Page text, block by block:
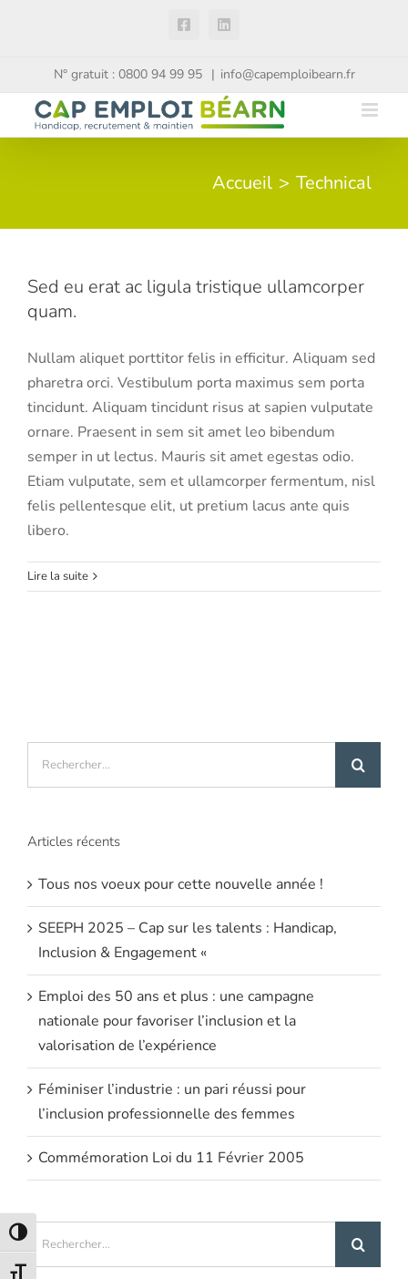
Passer en contraste élevé
FacebookLinkedIn
N° gratuit : 0800 94 99 95 | info@capemploibearn.fr
Accueil Technical
Sed eu erat ac ligula tristique ullamcorper
quam.
Nullam aliquet porttitor felis in efficitur. Aliquam sed
pharetra orci. Vestibulum porta maximus sem porta
tincidunt. Aliquam tincidunt risus at sapien vulputate
ornare. Praesent in sem sit amet leo bibendum
semper in ut lectus. Mauris sit amet egestas odio.
Etiam vulputate, sem et ullamcorper fermentum, nisl
felis pellentesque elit, ut pretium lacus ante quis
libero.
Lire la suite
Articles récents
Tous nos voeux pour cette nouvelle année !
SEEPH 2025 – Cap sur les talents : Handicap,
Inclusion & Engagement «
Emploi des 50 ans et plus : une campagne
nationale pour favoriser l’inclusion et la
valorisation de l’expérience
Féminiser l’industrie : un pari réussi pour
l’inclusion professionnelle des femmes
Commémoration Loi du 11 Février 2005
Rechercher: